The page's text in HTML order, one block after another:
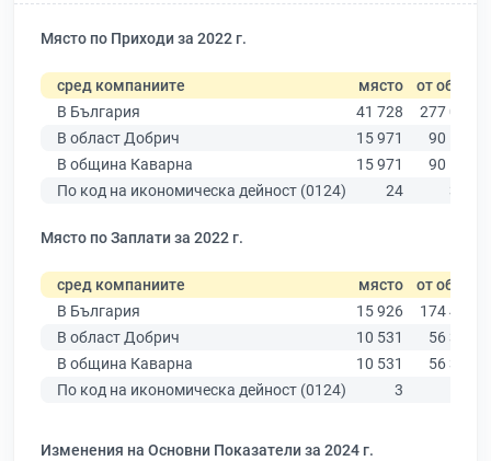
Място по Приходи за 2022 г.
сред компаниите място от общо
В България
41 728
277 019
В област Добрич
15 971
90 178
В община Каварна
15 971
90 178
По код на икономическа дейност (0124)
24 317
Място по Заплати за 2022 г.
сред компаниите място от общо
В България
15 926
174 403
В област Добрич
10 531
56 378
В община Каварна
10 531
56 378
По код на икономическа дейност (0124)
3
Изменения на Основни Показатели за 2024 г.